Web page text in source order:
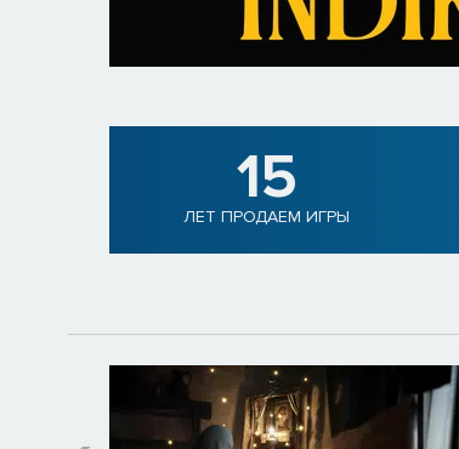
15
ЛЕТ ПРОДАЕМ ИГРЫ